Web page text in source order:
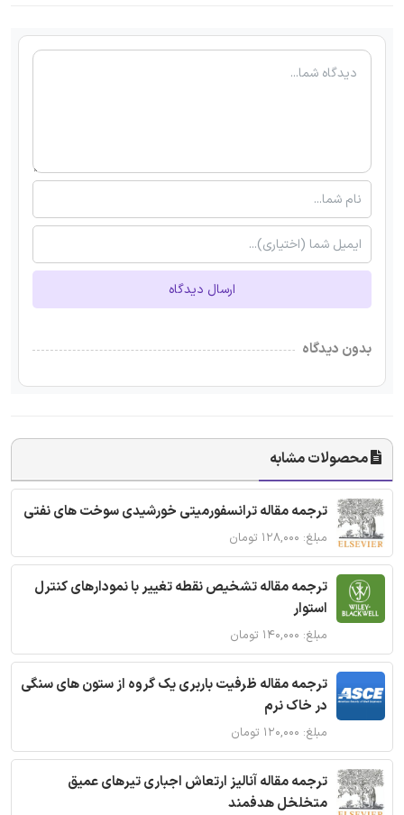
ارسال دیدگاه
بدون دیدگاه
محصولات مشابه
ترجمه مقاله ترانسفورمیتی خورشیدی سوخت های نفتی
مبلغ: ۱۲۸,۰۰۰ تومان
ترجمه مقاله تشخیص نقطه تغییر با نمودارهای کنترل
استوار
مبلغ: ۱۴۰,۰۰۰ تومان
ترجمه مقاله ظرفیت باربری یک گروه از ستون های سنگی
در خاک نرم
مبلغ: ۱۲۰,۰۰۰ تومان
ترجمه مقاله آنالیز ارتعاش اجباری تیرهای عمیق
متخلخل هدفمند